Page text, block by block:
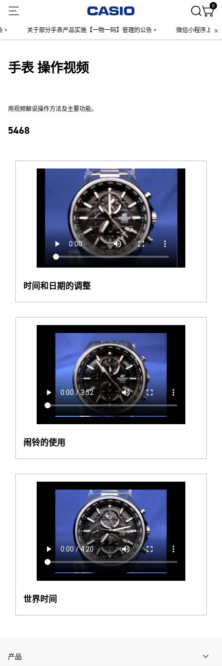
0
关于部分手表产品实施【一物一码】管理的公告 > 微信小程序上线
手表 操作视频
用视频解说操作方法及主要功能。
5468
时间和日期的调整
闹铃的使用
世界时间
产品